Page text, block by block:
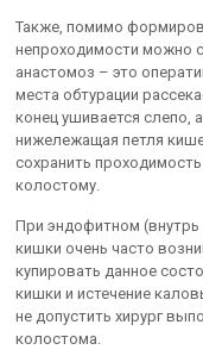
Также, помимо
непроходимости можно
анастомоз – это
места обтурации
конец ушивается слепо,
нижележащая петля
сохранить
колостому.
При эндофитном (внутрь
кишки очень часто
купировать данное
кишки и истечение
не допустить хирург
колостома.